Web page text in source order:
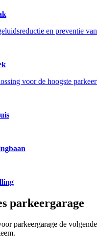
en preventie
voor de hoogste
parkeergarage
parkeergarage de